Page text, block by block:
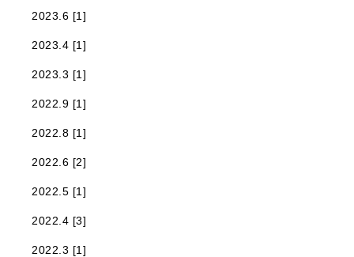
2023.6 [1]
2023.4 [1]
2023.3 [1]
2022.9 [1]
2022.8 [1]
2022.6 [2]
2022.5 [1]
2022.4 [3]
2022.3 [1]